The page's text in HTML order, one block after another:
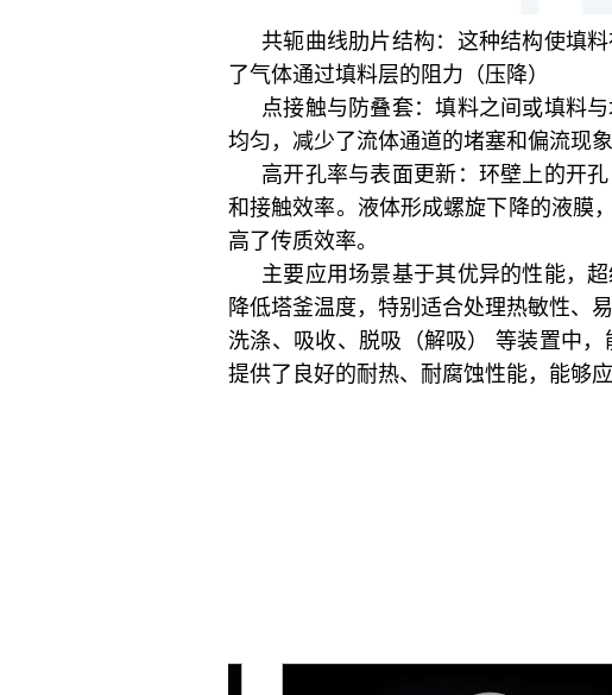
共轭曲线肋片结构：这种结构使填
了气体通过填料层的阻力（压降）
点接触与防叠套：填料之间或填料
均匀，减少了流体通道的堵塞和偏流现象
高开孔率与表面更新：环壁上的开
和接触效率。液体形成螺旋下降的液膜
高了传质效率。
主要应用场景基于其优异的性能，
降低塔釜温度，特别适合处理热敏性、
洗涤、吸收、脱吸（解吸） 等装置中
提供了良好的耐热、耐腐蚀性能，能够